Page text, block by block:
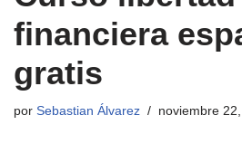
financiera
gratis
por Sebastian Álvarez noviembre